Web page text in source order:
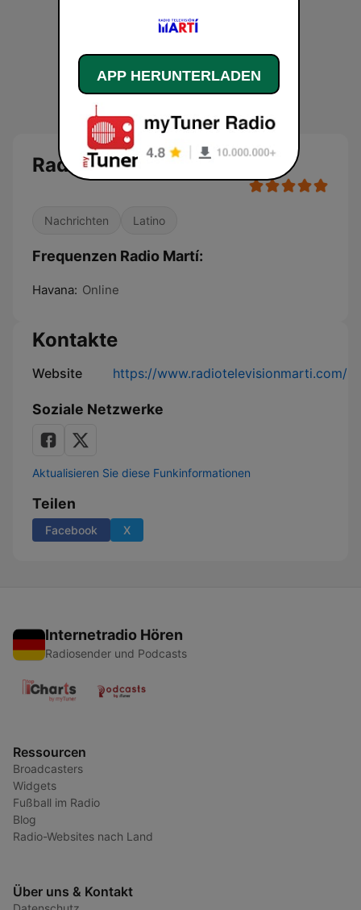
Radio Martí
Nachrichten Latino
Frequenzen Radio Martí:
Havana: Online
Kontakte
Website https://www.radiotelevisionmarti.com/
Soziale Netzwerke
Aktualisieren Sie diese Funkinformationen
Teilen
Facebook X
Internetradio Hören
Radiosender und Podcasts
Ressourcen
Broadcasters
Widgets
Fußball im Radio
Blog
Radio-Websites nach Land
Über uns & Kontakt
APP HERUNTERLADEN